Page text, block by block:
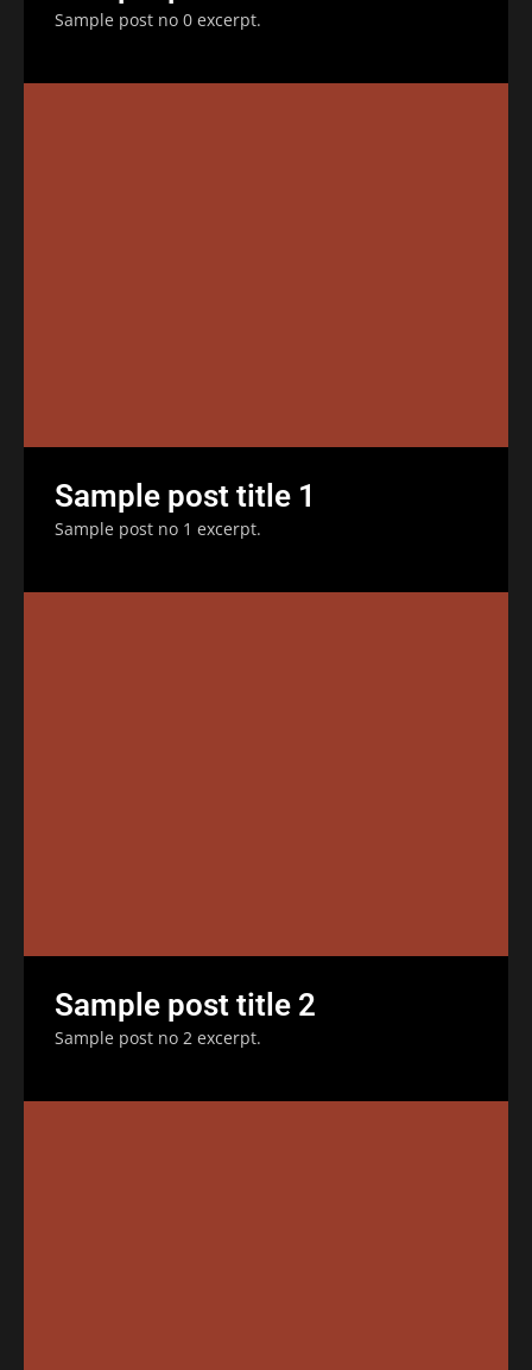
Sample post no 0 excerpt.
Sample post title 1
Sample post no 1 excerpt.
Sample post title 2
Sample post no 2 excerpt.